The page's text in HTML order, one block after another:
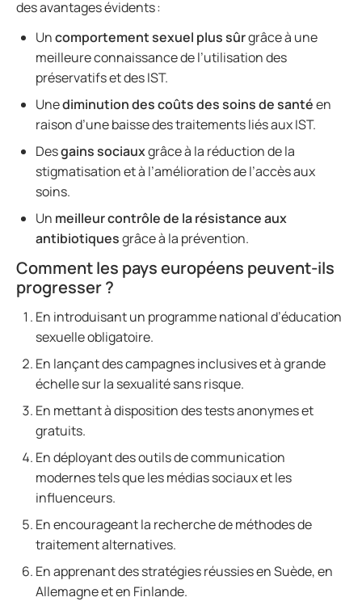
des avantages évidents :
Uncomportement sexuel plus sûrgrâce à une
meilleure connaissance de l’utilisation des
préservatifs et des IST.
Unediminution des coûts des soins de santéen
raison d’une baisse des traitements liés aux IST.
Desgains sociauxgrâce à la réduction de la
stigmatisation et à l’amélioration de l’accès aux
soins.
Un meilleur contrôle de la résistance aux
antibiotiquesgrâce à la prévention.
Comment les pays européens peuvent-ils
progresser ?
En introduisant un programme national d’éducation
sexuelle obligatoire.
En lançant des campagnes inclusives et à grande
échelle sur la sexualité sans risque.
En mettant à disposition des tests anonymes et
gratuits.
En déployant des outils de communication
modernes tels que les médias sociaux et les
influenceurs.
En encourageant la recherche de méthodes de
traitement alternatives.
En apprenant des stratégies réussies en Suède, en
Allemagne et en Finlande.